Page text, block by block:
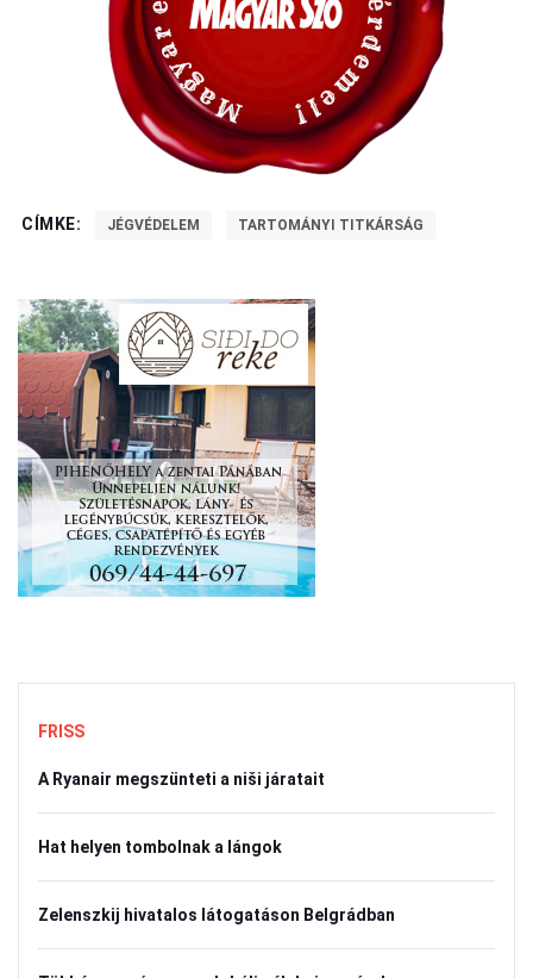
CÍMKE: JÉGVÉDELEM TARTOMÁNYI TITKÁRSÁG
FRISS
A Ryanair megszünteti a niši járatait
Hat helyen tombolnak a lángok
Zelenszkij hivatalos látogatáson Belgrádban